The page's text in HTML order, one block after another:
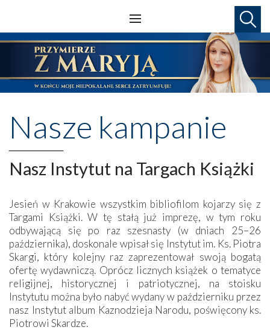
Nasze kampanie
Nasz Instytut na Targach Książki
Jesień w Krakowie wszystkim bibliofilom kojarzy się z
Targami Książki. W tę stałą już imprezę, w tym roku
odbywającą się po raz szesnasty (w dniach 25–26
października), doskonale wpisał się Instytut im. Ks. Piotra
Skargi, który kolejny raz zaprezentował swoją bogatą
ofertę wydawniczą. Oprócz licznych książek o tematyce
religijnej, historycznej i patriotycznej, na stoisku
Instytutu można było nabyć wydany w październiku przez
nasz Instytut album Kaznodzieja Narodu, poświęcony ks.
Piotrowi Skardze.